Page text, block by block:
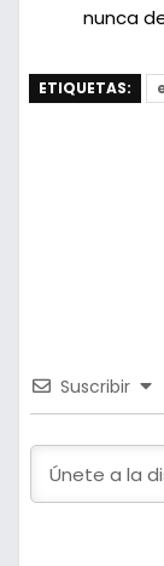
nunca
ETIQUETAS:
Suscribir